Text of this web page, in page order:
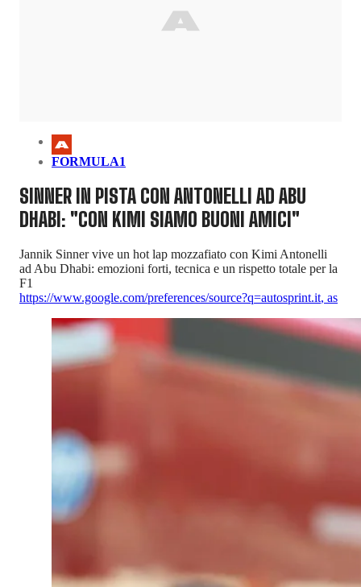
FORMULA1
SINNER IN PISTA CON ANTONELLI AD ABU
DHABI: "CON KIMI SIAMO BUONI AMICI"
Jannik Sinner vive un hot lap mozzafiato con Kimi Antonelli
ad Abu Dhabi: emozioni forti, tecnica e un rispetto totale per la
F1
https://www.google.com/preferences/source?q=autosprint.it, as